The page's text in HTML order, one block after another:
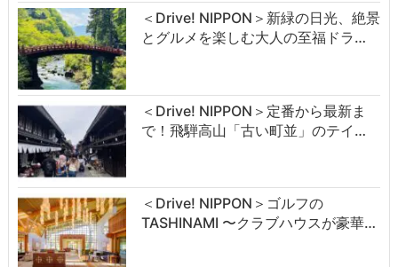
＜Drive! NIPPON＞新緑の日光、絶景
とグルメを楽しむ大人の至福ドラ…
＜Drive! NIPPON＞定番から最新ま
で！飛騨高山「古い町並」のテイ…
＜Drive! NIPPON＞ゴルフの
TASHINAMI 〜クラブハウスが豪華…